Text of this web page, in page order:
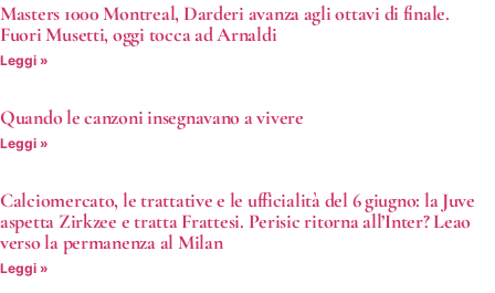
Masters 1000 Montreal, Darderi avanza agli ottavi di finale.
Fuori Musetti, oggi tocca ad Arnaldi
Leggi »
Quando le canzoni insegnavano a vivere
Leggi »
Calciomercato, le trattative e le ufficialità del 6 giugno: la Juve
aspetta Zirkzee e tratta Frattesi. Perisic ritorna all’Inter? Leao
verso la permanenza al Milan
Leggi »